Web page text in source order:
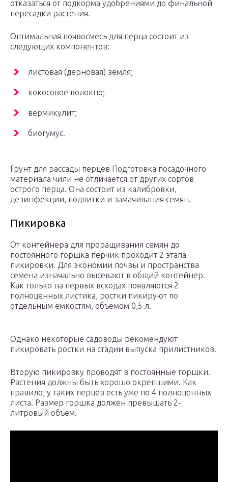
отказаться от подкорма удобрениями до финальной
пересадки растения.
Оптимальная почвосмесь для перца состоит из
следующих компонентов:
листовая (дерновая) земля;
кокосовое волокно;
вермикулит;
биогумус.
Грунт для рассады перцев Подготовка посадочного
материала чили не отличается от других сортов
острого перца. Она состоит из калибровки,
дезинфекции, подпитки и замачивания семян.
Пикировка
От контейнера для проращивания семян до
постоянного горшка перчик проходит 2 этапа
пикировки. Для экономии почвы и пространства
семена изначально высевают в общий контейнер.
Как только на первых всходах появляются 2
полноценных листика, ростки пикируют по
отдельным емкостям, объемом 0,5 л.
Однако некоторые садоводы рекомендуют
пикировать ростки на стадии выпуска прилистников.
Вторую пикировку проводят в постоянные горшки.
Растения должны быть хорошо окрепшими. Как
правило, у таких перцев есть уже по 4 полноценных
листа. Размер горшка должен превышать 2-
литровый объем.